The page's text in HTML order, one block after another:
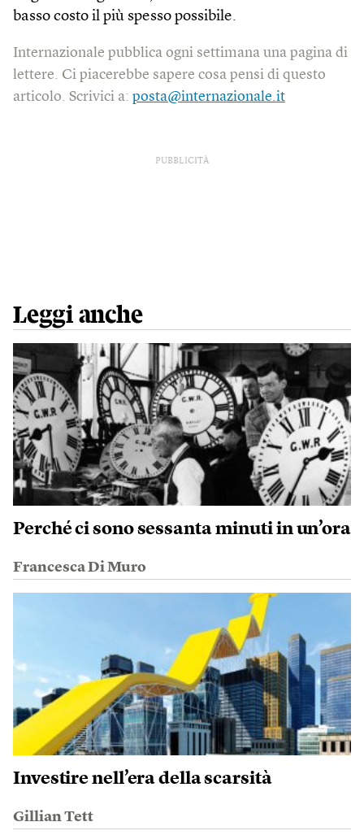
basso costo il più spesso possibile.
Internazionale pubblica ogni settimana una pagina di
lettere. Ci piacerebbe sapere cosa pensi di questo
articolo. Scrivici a: posta@internazionale.it
PUBBLICITÀ
Leggi anche
Perché ci sono sessanta minuti in un’ora
Francesca Di Muro
Investire nell’era della scarsità
Gillian Tett